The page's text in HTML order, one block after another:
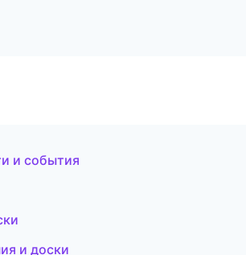
и события
и доски